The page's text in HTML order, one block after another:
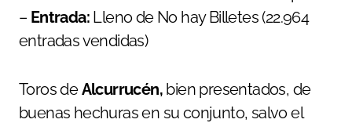
– Entrada: Lleno de No hay Billetes (22.964
entradas vendidas)
Toros deAlcurrucén, bien presentados, de
buenas hechuras en su conjunto, salvo el